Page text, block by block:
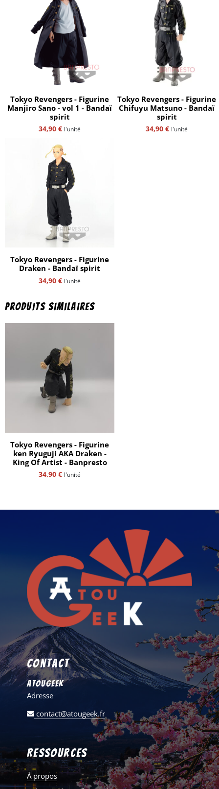
Tokyo Revengers - Figurine
Manjiro Sano - vol 1 - Bandaï
spirit
34,90 € l'unité
Tokyo Revengers - Figurine
Chifuyu Matsuno - Bandaï
spirit
34,90 € l'unité
Tokyo Revengers - Figurine
Draken - Bandaï spirit
34,90 € l'unité
Produits similaires
Tokyo Revengers - Figurine
ken Ryuguji AKA Draken -
King Of Artist - Banpresto
34,90 € l'unité
Contact
AtouGeek
Adresse
contact@atougeek.fr
Ressources
À propos